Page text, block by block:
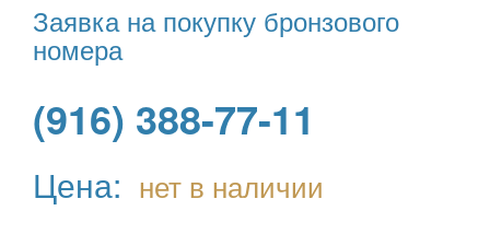
Заявка на покупку бронзового
номера
(916) 388-77-11
Цена: нет в наличии